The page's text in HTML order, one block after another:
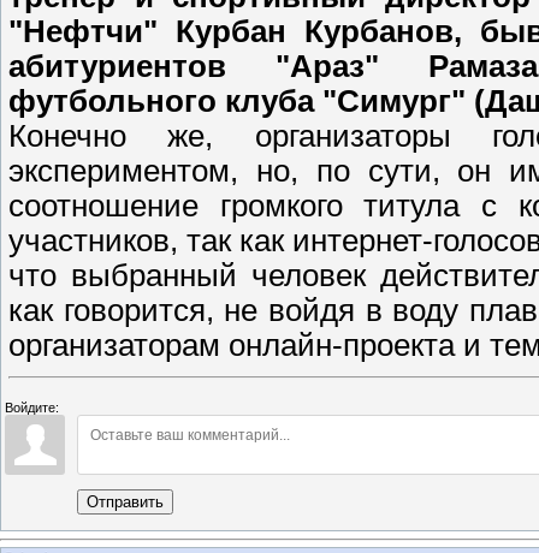
"Нефтчи" Курбан Курбанов,
абитуриентов "Араз"
футбольного клуба "Симург"
Конечно же, организаторы
экспериментом, но, по сути, он
соотношение громкого титула с
участников, так как интернет-
что выбранный человек
как говорится, не войдя в воду
организаторам онлайн-проекта и
Войдите:
Отправить